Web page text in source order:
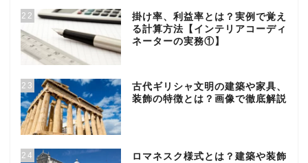
22
掛け率、利益率とは？実例で覚え
る計算方法【インテリアコーディ
ネーターの実務①】
23
古代ギリシャ文明の建築や家具、
装飾の特徴とは？画像で徹底解説
24
ロマネスク様式とは？建築や装飾